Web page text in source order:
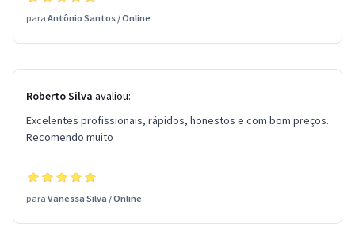
para Antônio Santos /Online
Roberto Silva avaliou:
Excelentes profissionais, rápidos, honestos e com bom preços.
Recomendo muito
para Vanessa Silva /Online